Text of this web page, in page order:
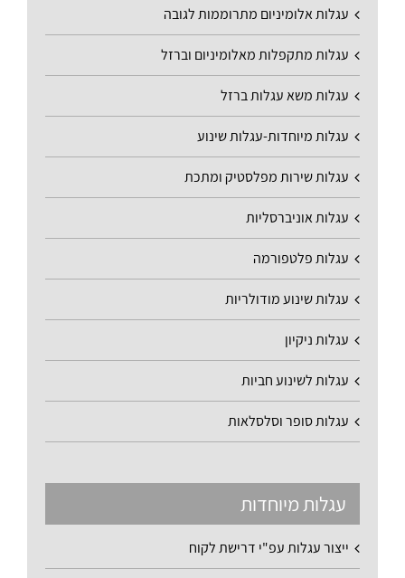
עגלות אלומיניום מתרוממות לגובה
עגלות מתקפלות מאלומיניום וברזל
עגלות משא עגלות ברזל
עגלות מיוחדות-עגלות שינוע
עגלות שירות מפלסטיק ומתכת
עגלות אוניברסליות
עגלות פלטפורמה
עגלות שינוע מודולריות
עגלות ניקיון
עגלות לשינוע חביות
עגלות סופר וסלסלאות
עגלות מיוחדות
ייצור עגלות עפ"י דרישת לקוח